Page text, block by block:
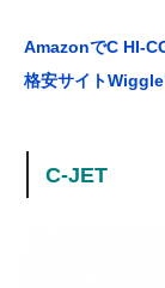
AmazonでC HI-
格安サイト
C-JET